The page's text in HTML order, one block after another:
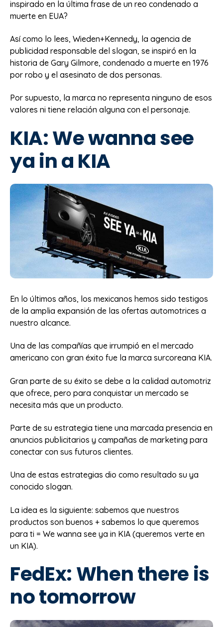
inspirado en la última frase de un reo condenado a
muerte en EUA?
Así como lo lees, Wieden+Kennedy, la agencia de
publicidad responsable del slogan, se inspiró en la
historia de Gary Gilmore, condenado a muerte en 1976
por robo y el asesinato de dos personas.
Por supuesto, la marca no representa ninguno de esos
valores ni tiene relación alguna con el personaje.
KIA: We wanna see
ya in a KIA
En lo últimos años, los mexicanos hemos sido testigos
de la amplia expansión de las ofertas automotrices a
nuestro alcance.
Una de las compañías que irrumpió en el mercado
americano con gran éxito fue la marca surcoreana KIA.
Gran parte de su éxito se debe a la calidad automotriz
que ofrece, pero para conquistar un mercado se
necesita más que un producto.
Parte de su estrategia tiene una marcada presencia en
anuncios publicitarios y campañas de marketing para
conectar con sus futuros clientes.
Una de estas estrategias dio como resultado su ya
conocido slogan.
La idea es la siguiente: sabemos que nuestros
productos son buenos + sabemos lo que queremos
para ti = We wanna see ya in KIA (queremos verte en
un KIA).
FedEx: When there is
no tomorrow